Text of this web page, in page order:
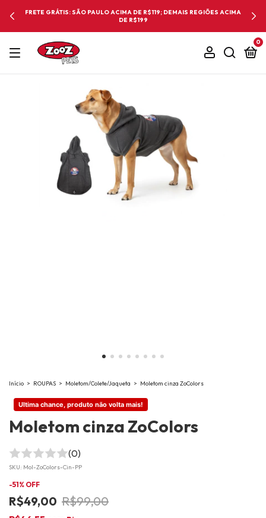
FRETE GRÁTIS: SÃO PAULO ACIMA DE R$119; DEMAIS REGIÕES ACIMA
DE R$199
0
Início > ROUPAS > Moletom/Colete/Jaqueta > Moletom cinza ZoColors
Ultima chance, produto não volta mais!
Moletom cinza ZoColors
(0)
SKU: Mol-ZoColors-Cin-PP
-51% OFF
R$49,00 R$99,00